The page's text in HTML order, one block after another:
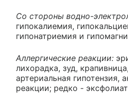
Со стороны водно-
гипокалиемия,
гипонатриемия и
Аллергические реакции:
лихорадка, зуд,
артериальная гипотензия,
реакции; редко -